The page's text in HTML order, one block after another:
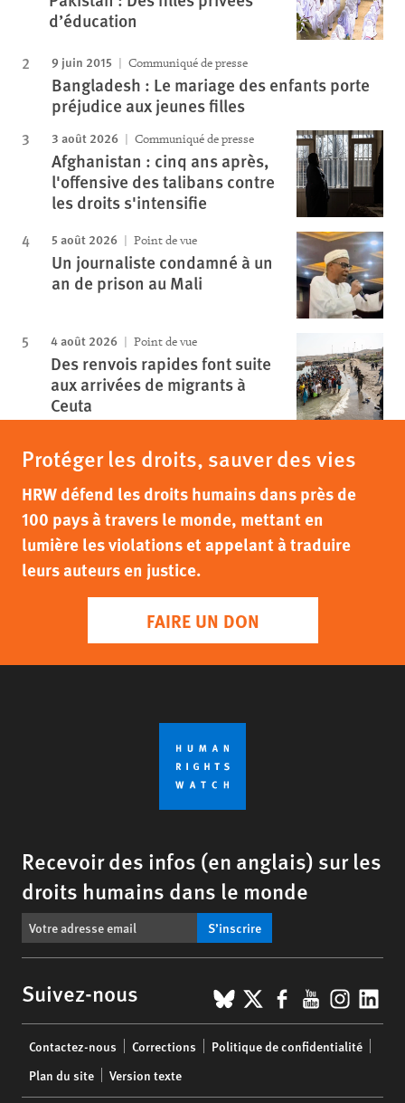
d’éducation
9 juin 2015 Communiqué de presse
Bangladesh : Le mariage des enfants porte
préjudice aux jeunes filles
3 août 2026 Communiqué de presse
Afghanistan : cinq ans après,
l'offensive des talibans contre
les droits s'intensifie
5 août 2026 Point de vue
Un journaliste condamné à un
an de prison au Mali
4 août 2026 Point de vue
Des renvois rapides font suite
aux arrivées de migrants à
Ceuta
Protéger les droits, sauver des vies
HRW défend les droits humains dans près de
100 pays à travers le monde, mettant en
lumière les violations et appelant à traduire
leurs auteurs en justice.
FAIRE UN DON
Recevoir des infos (en anglais) sur les
droits humains dans le monde
S’inscrire
Suivez-nous BlueSky
X Facebook
YouTube
menu
Contactez-nous Corrections
Politique de confidentialité
Plan du site
Version texte